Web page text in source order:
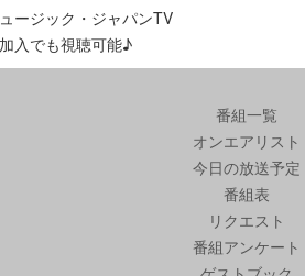
ージック・ジャパンTV
入でも視聴可能♪
番組一覧
オンエアリスト
今日の放送予定
番組表
リクエスト
番組アンケート